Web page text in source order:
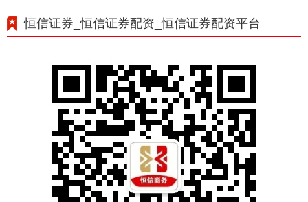
恒信证券_恒信证券配资_恒信证券配资平台